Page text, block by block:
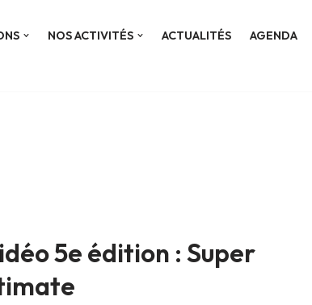
NOS ACTIVITÉS ACTUALITÉS AGENDA
5e édition : Super